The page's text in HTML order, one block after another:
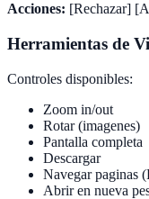
Acciones: [Rechazar]
Herramientas de
Controles disponibles:
Zoom in/out
Rotar (imagenes)
Pantalla completa
Descargar
Navegar paginas
Abrir en nueva